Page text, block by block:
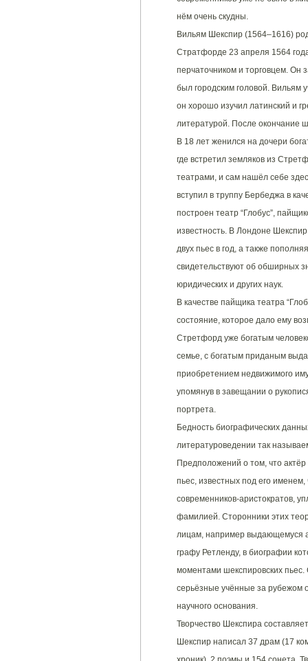
нём очень скудны.
Вильям Шекспир (1564–1616)
Стратфорде 23 апреля 1564
перчаточником и торговцем. Он
был городским головой. Вильям
он хорошо изучил латинский и
литературой. После окончание
В 18 лет женился на дочери
где встретил земляков из
театрами, и сам нашёл себе
вступил в труппу Бербеджа в
построен театр “Глобус”,
известность. В Лондоне
двух пьес в год, а также
свидетельствуют об обширных
юридических и других наук.
В качестве пайщика театра
состояние, которое дало ему
Стретфорд уже богатым
семье, с богатым приданым
приобретением недвижимого
упомянув в завещании о
портрета.
Бедность биографических
литературоведении так
Предположений о том, что
пьес, известных под его
современников-аристократов,
фамилией. Сторонники этих
лицам, например выдающемуся
графу Ретленду, в биографии
моментами шекспировских
серьёзные учённые за рубежом
научного основания.
Творчество Шекспира
Шекспир написал 37 драм (17